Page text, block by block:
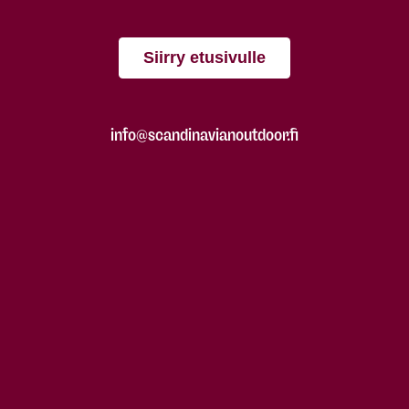
Siirry etusivulle
info@scandinavianoutdoor.fi